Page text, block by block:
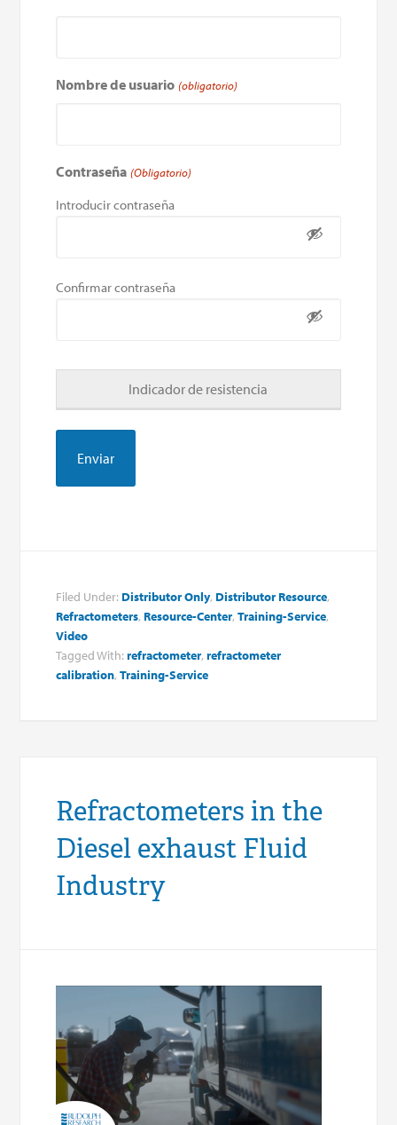
Nombre de usuario (obligatorio)
Contraseña (Obligatorio)
Introducir contraseña
Confirmar contraseña
Indicador de resistencia
Filed Under: Distributor Only, Distributor Resource,
Refractometers, Resource-Center,Training-Service,
Video
Tagged With:refractometer,refractometer
calibration,Training-Service
Refractometers in the
Diesel exhaust Fluid
Industry